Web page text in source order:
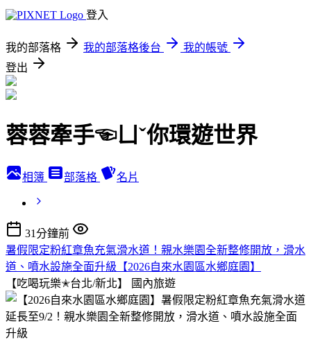
登入
我的部落格 我的部落格後台
我的帳號
登出
蓉蓉牽手☜ㄩˇ你環遊世界
相簿 部落格 名片
31分鐘前
暑假限定粉紅章魚充氣滑水道！親水樂園全新整修開放，滑水
道、噴水設施全面升級【2026自來水園區水鄉庭園】
【吃喝玩樂✭台北/新北】
國內旅遊